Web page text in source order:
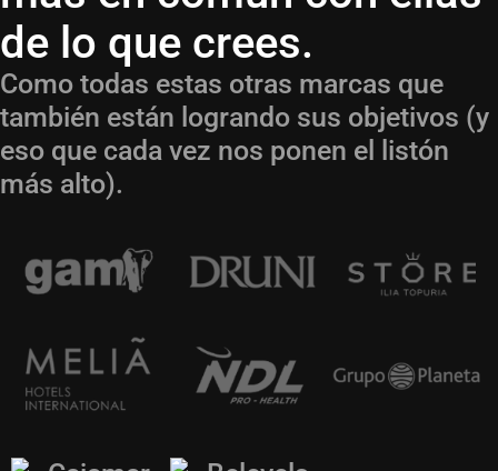
de lo que crees.
Como todas estas otras marcas que
también están logrando sus objetivos (y
eso que cada vez nos ponen el listón
más alto).